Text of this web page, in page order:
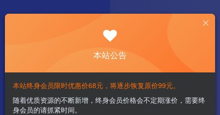
本站公告
本站终身会员限时优惠价68元，将逐步恢复原价99元。
随着优质资源的不断新增，终身会员价格会不定期涨价，需要终
身会员的请抓紧时间。